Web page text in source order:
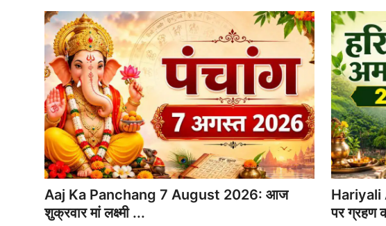
Aaj Ka Panchang 7 August 2026: आज
शुक्रवार मां लक्ष्मी ...
Hariyali
पर ग्रहण